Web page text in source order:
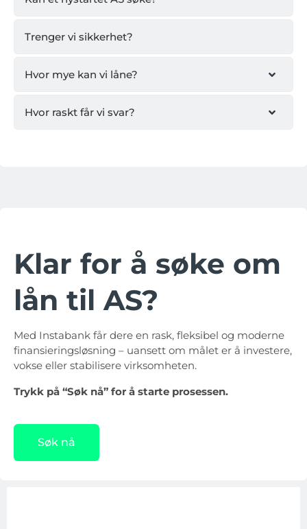
Trenger vi sikkerhet?
Hvor mye kan vi låne?
Hvor raskt får vi svar?
Klar for å søke om
lån til AS?
Med Instabank får dere en rask, fleksibel og moderne
finansieringsløsning – uansett om målet er å investere,
vokse eller stabilisere virksomheten.
Trykk på “Søk nå” for å starte prosessen.
Søk nå